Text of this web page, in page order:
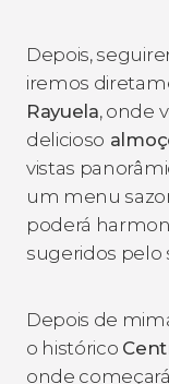
Depois,
iremos
Rayuela, onde
delicioso
vistas
um menu
poderá
sugeridos pelo
Depois de
o histórico
onde